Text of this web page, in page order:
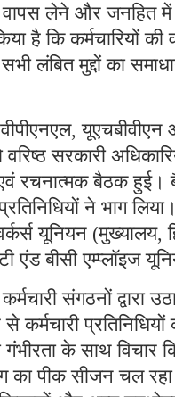
वापस लेने और जनहित में
है कि कर्मचारियों की
लंबित मुद्दों का
सरकारी
रचनात्मक बैठक हुई।
ने भाग
यूनियन (मुख्यालय,
एंड बीसी एम्प्लॉइज
संगठनों द्वारा
के साथ विचार
का पीक सीजन चल